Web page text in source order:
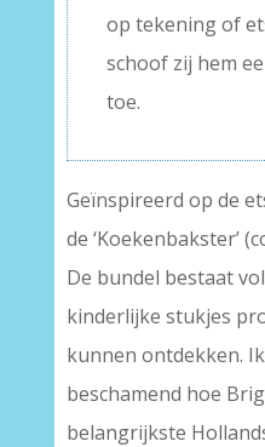
op tekening of
schoof zij hem
toe.
Geïnspireerd op de
de ‘Koekenbakster’
De bundel bestaat
kinderlijke stukjes
kunnen ontdekken.
beschamend hoe
belangrijkste